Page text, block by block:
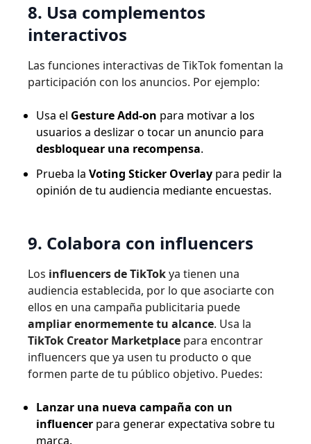
8. Usa complementos
interactivos
Las funciones interactivas de TikTok fomentan la
participación con los anuncios. Por ejemplo:
Usa el Gesture Add-on para motivar a los
usuarios a deslizar o tocar un anuncio para
desbloquear una recompensa.
Prueba la Voting Sticker Overlay para pedir la
opinión de tu audiencia mediante encuestas.
9. Colabora con influencers
Los influencers de TikTokya tienen una
audiencia establecida, por lo que asociarte con
ellos en una campaña publicitaria puede
ampliar enormemente tu alcance. Usa la
TikTok Creator Marketplace para encontrar
influencers que ya usen tu producto o que
formen parte de tu público objetivo. Puedes:
Lanzar una nueva campaña con un
influencer para generar expectativa sobre tu
marca.